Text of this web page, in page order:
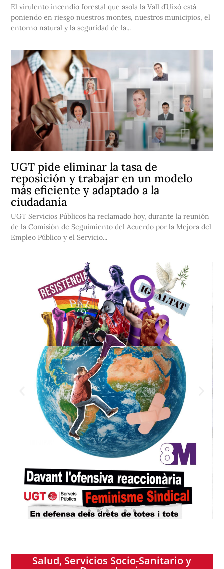
El virulento incendio forestal que asola la Vall d’Uixó está
poniendo en riesgo nuestros montes, nuestros municipios, el
entorno natural y la seguridad de la...
UGT pide eliminar la tasa de
reposición y trabajar en un modelo
más eficiente y adaptado a la
ciudadanía
UGT Servicios Públicos ha reclamado hoy, durante la reunión
de la Comisión de Seguimiento del Acuerdo por la Mejora del
Empleo Público y el Servicio...
Salud, Servicios Socio-Sanitario y